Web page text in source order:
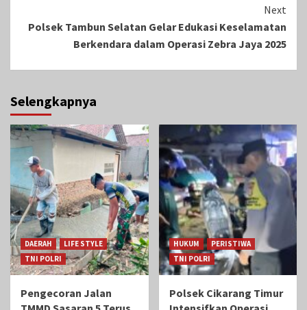
Next
Polsek Tambun Selatan Gelar Edukasi Keselamatan
Berkendara dalam Operasi Zebra Jaya 2025
Selengkapnya
DAERAH
LIFE STYLE
TNI POLRI
Pengecoran Jalan
HUKUM
PERISTIWA
TNI POLRI
Polsek Cikarang Timur